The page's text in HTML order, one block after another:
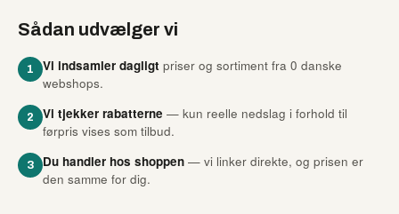
Sådan udvælger vi
1 Vi indsamler dagligt priser og sortiment fra 0 danske
webshops.
2 Vi tjekker rabatterne — kun reelle nedslag i forhold til
førpris vises som tilbud.
3 Du handler hos shoppen — vi linker direkte, og prisen er
den samme for dig.